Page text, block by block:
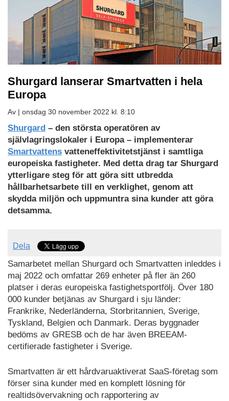
Shurgard lanserar Smartvatten i hela
Europa
Av | onsdag 30 november 2022 kl. 8:10
Shurgard – den största operatören av
självlagringslokaler i Europa – implementerar
Smartvattens vatteneffektivitetstjänst i samtliga
europeiska fastigheter. Med detta drag tar Shurgard
ytterligare steg för att göra sitt utbredda
hållbarhetsarbete till en verklighet, genom att
skydda miljön och uppmuntra sina kunder att göra
detsamma.
Dela
Samarbetet mellan Shurgard och Smartvatten inleddes i
maj 2022 och omfattar 269 enheter på fler än 260
platser i deras europeiska fastighetsportfölj. Över 180
000 kunder betjänas av Shurgard i sju länder:
Frankrike, Nederländerna, Storbritannien, Sverige,
Tyskland, Belgien och Danmark. Deras byggnader
bedöms av GRESB och de har även BREEAM-
certifierade fastigheter i Sverige.
Smartvatten är ett hårdvaruaktiverat SaaS-företag som
förser sina kunder med en komplett lösning för
realtidsövervakning och rapportering av